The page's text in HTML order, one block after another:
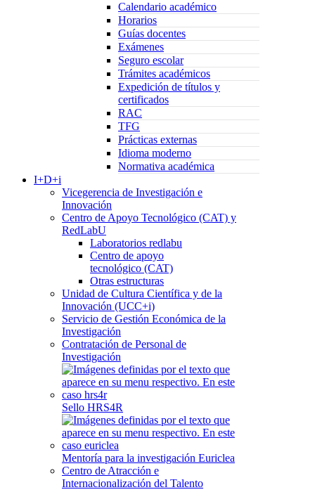
Calendario académico
Horarios
Guías docentes
Exámenes
Seguro escolar
Trámites académicos
Expedición de títulos y
certificados
RAC
TFG
Prácticas externas
Idioma moderno
Normativa académica
I+D+i
Vicegerencia de Investigación e
Innovación
Centro de Apoyo Tecnológico (CAT) y
RedLabU
Laboratorios redlabu
Centro de apoyo
tecnológico (CAT)
Otras estructuras
Unidad de Cultura Científica y de la
Innovación (UCC+i)
Servicio de Gestión Económica de la
Investigación
Contratación de Personal de
Investigación
Sello HRS4R
Mentoría para la investigación Euriclea
Centro de Atracción e
Internacionalización del Talento